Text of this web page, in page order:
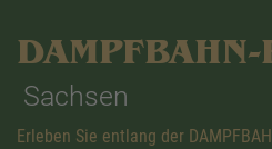
DAMPFBAHN-
Sachsen
Erleben Sie entlang der